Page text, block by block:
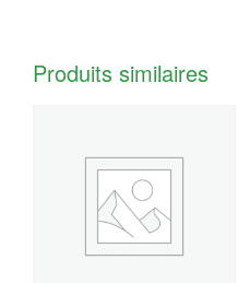
Produits similaires